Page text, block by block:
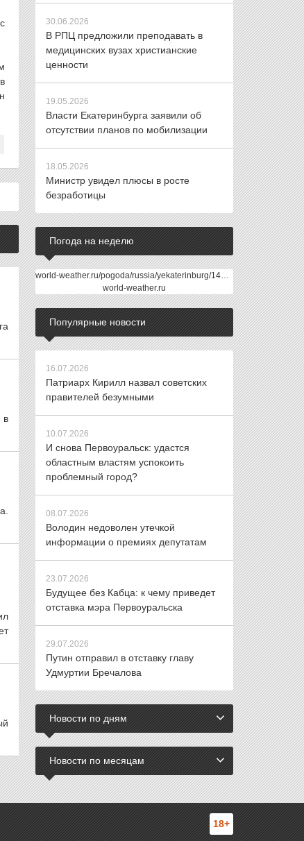
в
30.06.2026
В РПЦ предложили преподавать в
медицинских вузах христианские
ценности
19.05.2026
Власти Екатеринбурга заявили об
отсутствии планов по мобилизации
18.05.2026
Министр увидел плюсы в росте
безработицы
Погода на неделю
world-weather.ru/pogoda/russia/yekaterinburg/14days/
world-weather.ru
Популярные новости
16.07.2026
Патриарх Кирилл назвал советских
правителей безумными
10.07.2026
И снова Первоуральск: удастся
областным властям успокоить
проблемный город?
08.07.2026
Володин недоволен утечкой
информации о премиях депутатам
23.07.2026
Будущее без Кабца: к чему приведет
отставка мэра Первоуральска
29.07.2026
Путин отправил в отставку главу
Удмуртии Бречалова
Новости по дням
Новости по месяцам
18+